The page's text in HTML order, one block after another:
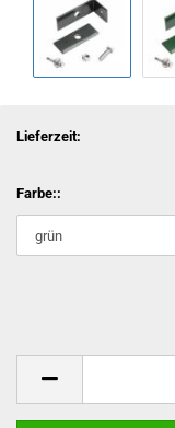
Lieferzeit:
Farbe::